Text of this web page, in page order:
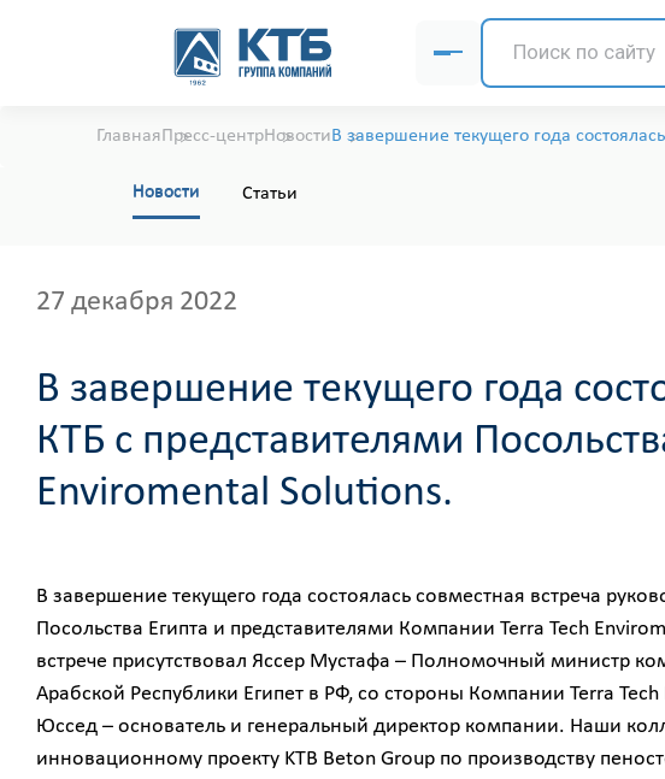
ГлавнаяПресс-центрНовостиВ завершение текущего года
Новости Статьи
27 декабря 2022
В завершение текущего года
КТБ с представителями
Enviromental Solutions.
В завершение текущего года состоялась совместная встреча
Посольства Египта и представителями Компании Terra Tech
встрече присутствовал Яссер Мустафа – Полномочный министр
Арабской Республики Египет в РФ, со стороны Компании Terra
Юссед – основатель и генеральный директор компании. Наши
инновационному проекту KTB Beton Group по производству